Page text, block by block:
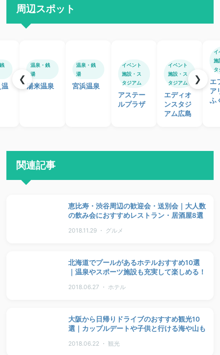
周辺スポット
温泉・銭
湯
湯来温泉
温泉・銭
湯
宮浜温泉
イベント
施設・ス
タジアム
アステー
ルプラザ
イベント
施設・ス
タジアム
エディオ
ンスタジ
アム広島
イ
施
タ
エ
ア
ふ
❮ ❯
関連記事
恵比寿・渋谷周辺の歓迎会・送別会｜大人数
の飲み会におすすめレストラン・居酒屋8選
2018.11.29 ・ グルメ
北海道でプールがあるホテルおすすめ10選
｜温泉やスポーツ施設も充実して楽しめる！
2018.06.27 ・ ホテル
大阪から日帰りドライブのおすすめ観光10
選｜カップルデートや子供と行ける海や山も
2018.06.22 ・ 観光